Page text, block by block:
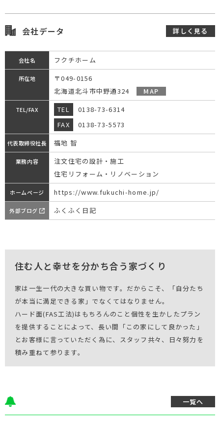
会社データ 詳しく見る
会社名 フクチホーム
所在地
〒049-0156
北海道北斗市中野通324
MAP
TEL/FAX TEL
0138-73-6314
FAX
0138-73-5573
代表取締役社長 福地 智
業務内容
注文住宅の設計・施工
住宅リフォーム・リノベーション
ホームページ https://www.fukuchi-home.jp/
外部ブログ ふくふく日記
住む人と幸せを分かち合う家づくり
家は一生一代の大きな買い物です。だからこそ、「自分たち
が本当に満足できる家」でなくてはなりません。
ハード面(FAS工法)はもちろんのこと個性を生かしたプラン
を提供することによって、長い間「この家にして良かった」
とお客様に言っていただく為に、スタッフ共々、日々努力を
積み重ねて参ります。
一覧へ